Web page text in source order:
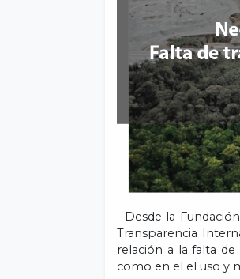
Desde la
Transparencia
relación a la falta
como en el el uso y